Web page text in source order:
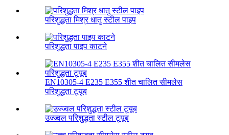
परिशुद्धता मिश्र धातु स्टील पाइप
परिशुद्धता पाइप काटने
EN10305-4 E235 E355 शीत चालित सीमलेस
परिशुद्धता ट्यूब
उज्ज्वल परिशुद्धता स्टील ट्यूब